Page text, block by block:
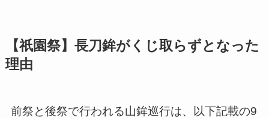
【祇園祭】長刀鉾がくじ取らずとなった
理由
前祭と後祭で行われる山鉾巡行は、以下記載の9